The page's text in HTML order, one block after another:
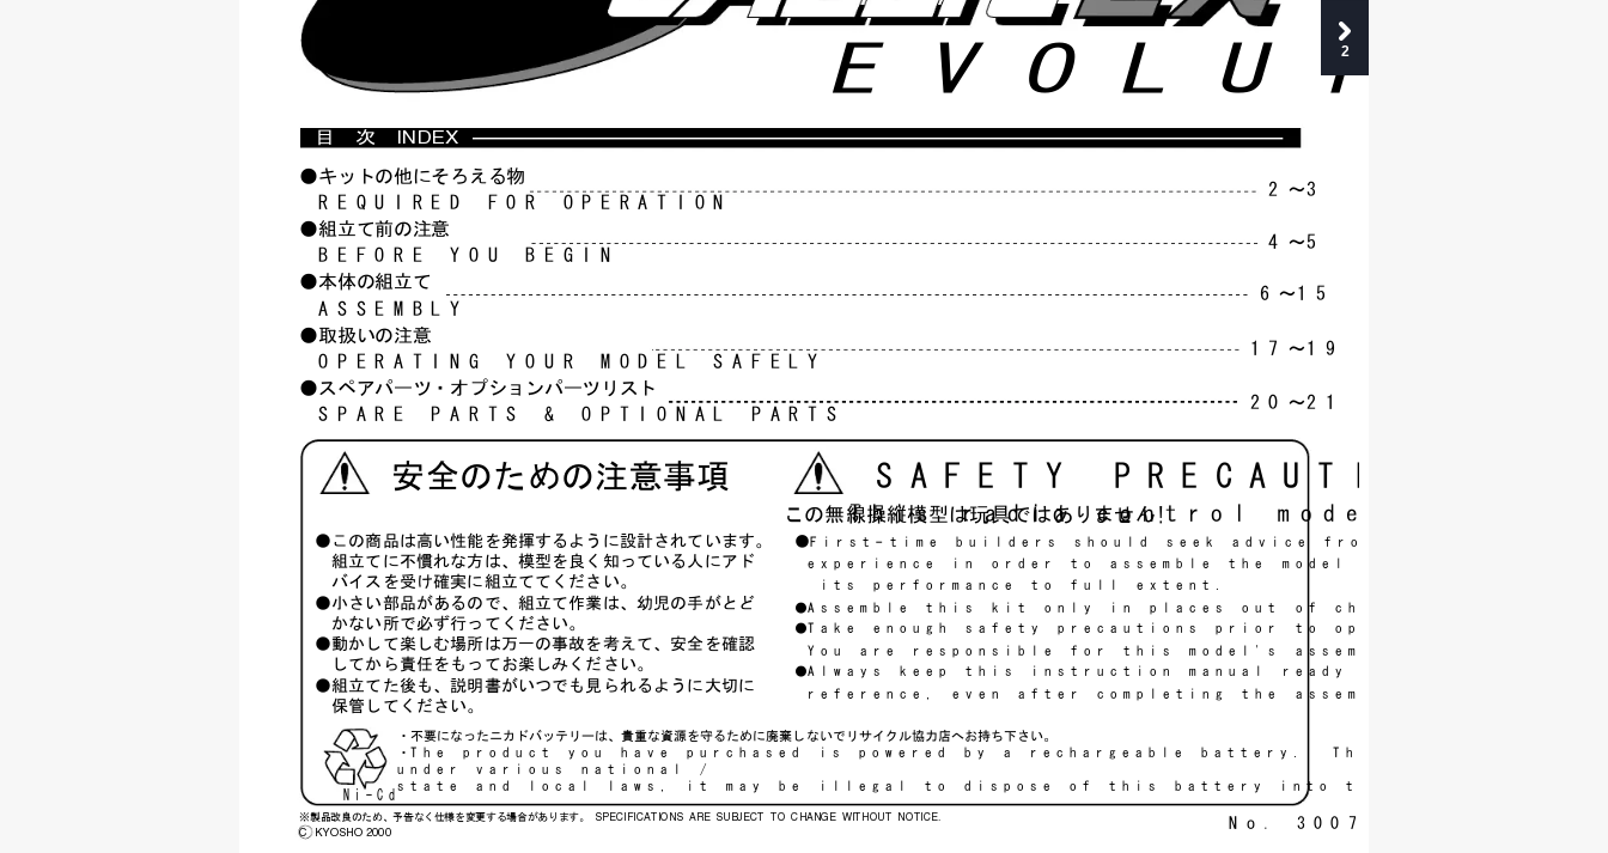
※製品改良のため、予告なく仕様を変更する場合があります。 SPECIFICATIONS  ARE  SUBJECT  TO  CHANGE  WITHOUT  NOTICE.
C KYOSHO 2000
No.30075
●キットの他にそろえる物
REQUIREDFOROPERATION
●組立て前の注意
BEFOREYOUBEGIN
●本体の組立て
ASSEMBLY
●取扱いの注意
OPERATINGYOURMODELSAFELY
●スペアパーツ・オプションパーツリスト
SPAREPARTS&OPTIONALPARTS
目 次 INDEX
Ni‑Cd
・不要になったニカドバッテリーは、貴重な資源を守るために廃棄しないでリサイクル協力店へお持ち下さい。
・
undervariousnational/
安全のための注意事項 SAFETYPRECAUTIONS
この無線操縦模型は玩具ではありません!
●この商品は高い性能を発揮するように設計されています。
組立てに不慣れな方は、模型を良く知っている人にアド
バイスを受け確実に組立ててください。
●小さい部品があるので、組立て作業は、幼児の手がとど
かない所で必ず行ってください。
●動かして楽しむ場所は万一の事故を考えて、安全を確認
してから責任をもってお楽しみください。
●組立てた後も、説明書がいつでも見られるように大切に
保管してください。
●
itsperformancetofullextent.
●Assemblethiskitonlyinplacesoutofchildren'sreach!
●Alwayskeepthisinstructionmanualreadyathandforquick
reference,evenaftercompletingtheassembly.
2〜3
4〜5
6〜15
17〜19
20〜21
2